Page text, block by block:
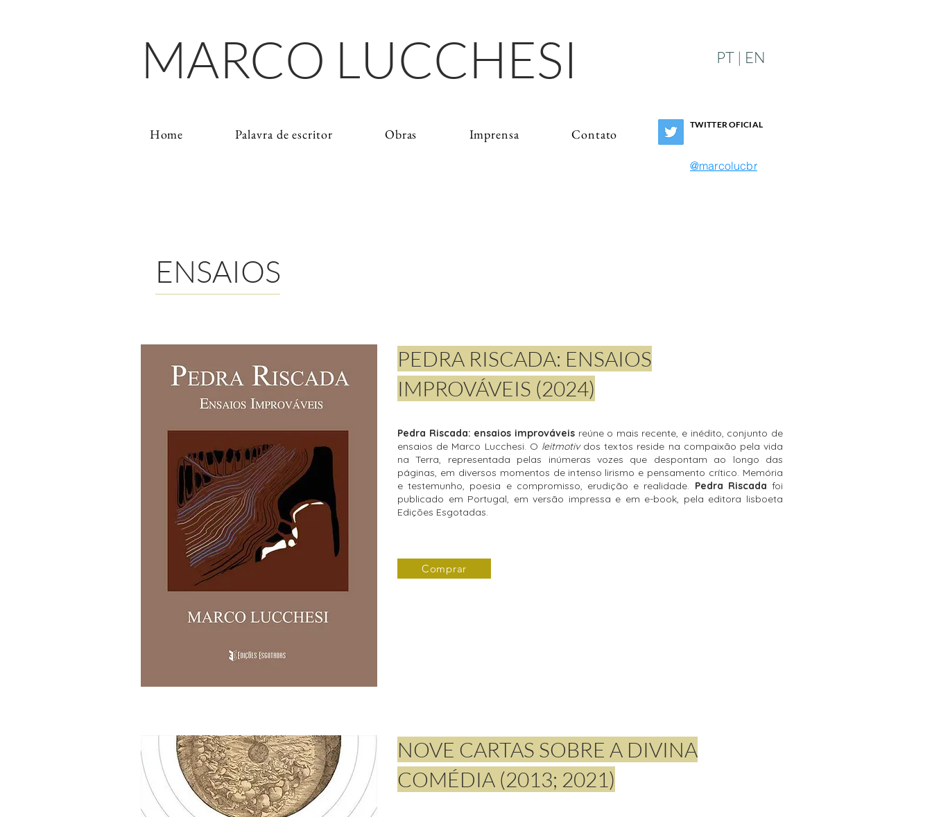
MARCO LUCCHESI PT | EN
Home Palavra de escritor Obras Imprensa Contato
TWITTER OFICIAL
@marcolucbr
ENSAIOS
PEDRA RISCADA: ENSAIOS
IMPROVÁVEIS (2024)
Pedra Riscada: ensaios improváveis reúne o mais recente, e inédito, conjunto de
ensaios de Marco Lucchesi. O leitmotiv dos textos reside na compaixão pela vida
na Terra, representada pelas inúmeras vozes que despontam ao longo das
páginas, em diversos momentos de intenso lirismo e pensamento crítico. Memória
e testemunho, poesia e compromisso, erudição e realidade. Pedra Riscada foi
publicado em Portugal, em versão impressa e em e-book, pela editora lisboeta
Edições Esgotadas.
Comprar
NOVE CARTAS SOBRE A DIVINA
COMÉDIA (2013; 2021)